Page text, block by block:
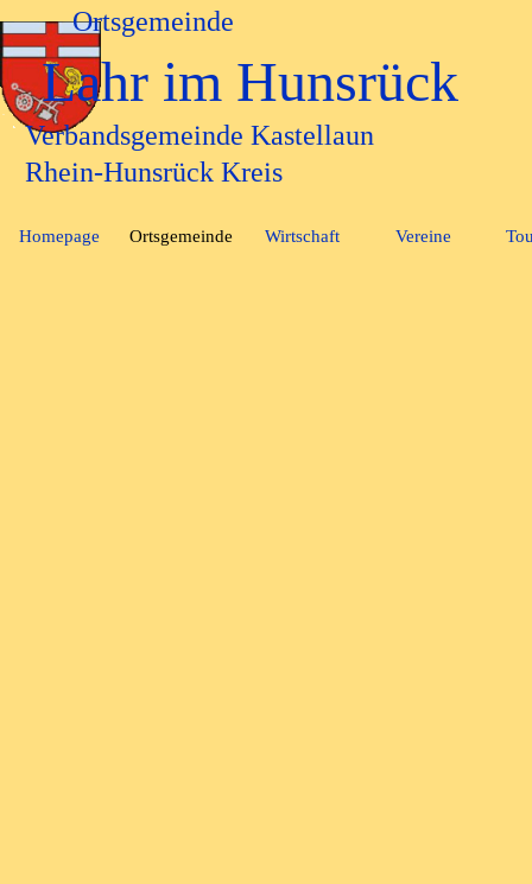
Direkt zum Seiteninhalt
Ortsgemeinde
Lahr im Hunsrück
Verbandsgemeinde Kastellaun
Rhein-Hunsrück Kreis
Homepage Ortsgemeinde ▼
Wirtschaft ▼
Vereine